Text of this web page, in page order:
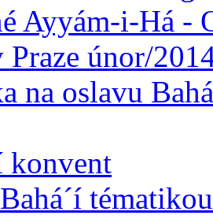
Ayyám-i-Há -
Praze únor/
na oslavu
konvent